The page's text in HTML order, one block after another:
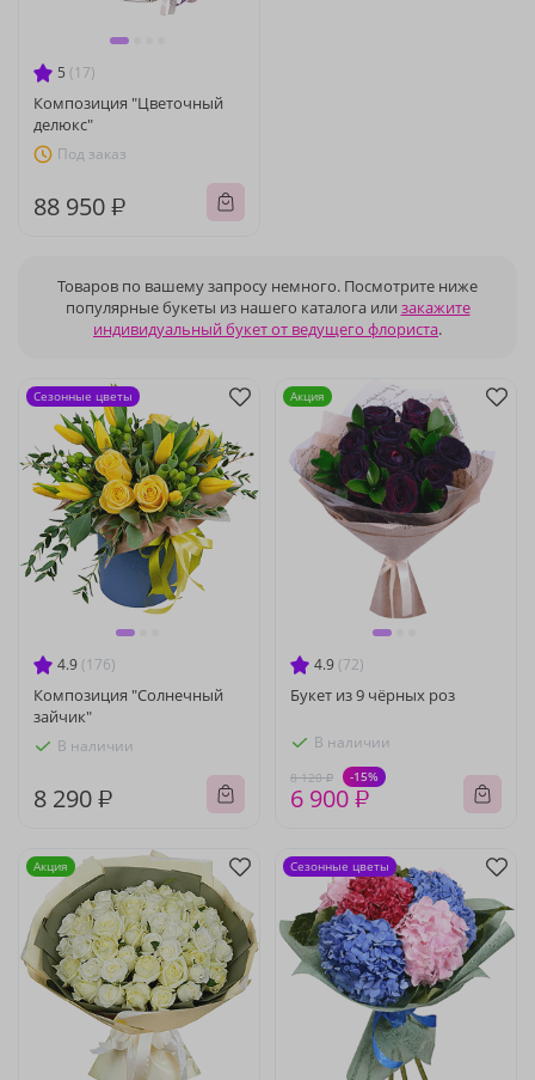
5 (17)
Композиция "Цветочный
делюкс"
Под заказ
88 950 ₽
Товаров по вашему запросу немного. Посмотрите ниже
популярные букеты из нашего каталога или закажите
индивидуальный букет от ведущего флориста.
4.9 (176)
Композиция "Солнечный
зайчик"
В наличии
8 290 ₽
Сезонные цветы
4.9 (72)
Букет из 9 чёрных роз
В наличии
8 120 ₽ -15%
6 900 ₽
Акция
Акция Сезонные цветы